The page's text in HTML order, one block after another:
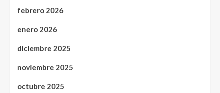
febrero 2026
enero 2026
diciembre 2025
noviembre 2025
octubre 2025